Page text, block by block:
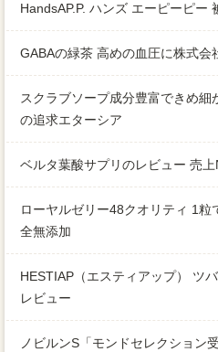
HandsAP.P. ハンズ エーピーピー
GABAの緑茶 高めの血圧に株式会
スクラブソープ成分豊富できめ細
の追求エターシア
ベルタ葉酸サプリのレビュー 売
ローヤルゼリー48クオリティ 1
全無添加
HESTIAP（エスティアップ） ツ
レビュー
ノビルンS「モンドセレクション